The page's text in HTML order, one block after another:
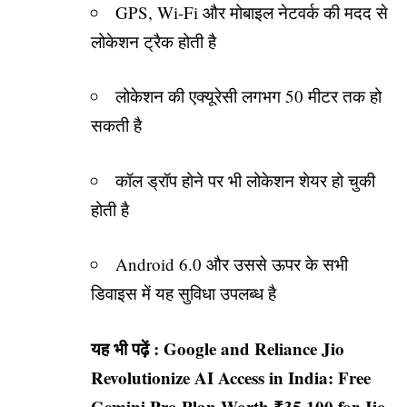
GPS, Wi-Fi और मोबाइल नेटवर्क की मदद से
लोकेशन ट्रैक होती है
लोकेशन की एक्यूरेसी लगभग 50 मीटर तक हो
सकती है
कॉल ड्रॉप होने पर भी लोकेशन शेयर हो चुकी
होती है
Android 6.0 और उससे ऊपर के सभी
डिवाइस में यह सुविधा उपलब्ध है
यह भी पढ़ें : Google and Reliance Jio
Revolutionize AI Access in India: Free